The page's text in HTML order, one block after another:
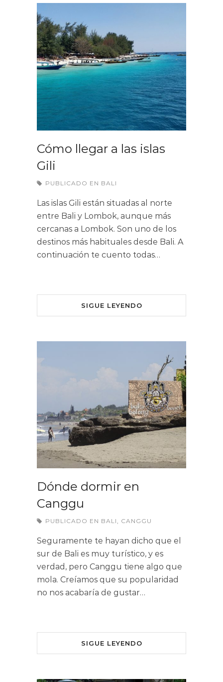
Cómo llegar a las islas
Gili
PUBLICADO EN BALI
Las islas Gili están situadas al norte
entre Bali y Lombok, aunque más
cercanas a Lombok. Son uno de los
destinos más habituales desde Bali. A
continuación te cuento todas…
SIGUE LEYENDO
Dónde dormir en
Canggu
PUBLICADO EN BALI CANGGU
Seguramente te hayan dicho que el
sur de Bali es muy turístico, y es
verdad, pero Canggu tiene algo que
mola. Creíamos que su popularidad
no nos acabaría de gustar…
SIGUE LEYENDO